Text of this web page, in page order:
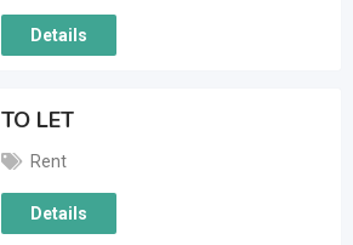
Details
TO LET
Rent
Details